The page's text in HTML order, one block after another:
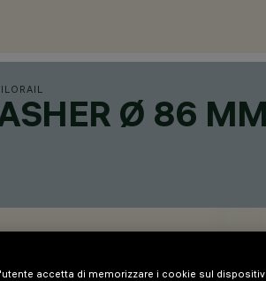
Ø 86
accetta di memorizzare i cookie sul